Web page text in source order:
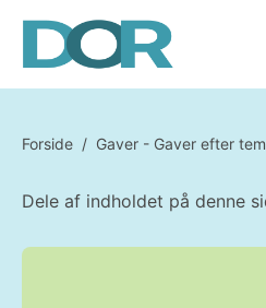
Forside / Gaver - Gaver efter
Dele af indholdet på denne